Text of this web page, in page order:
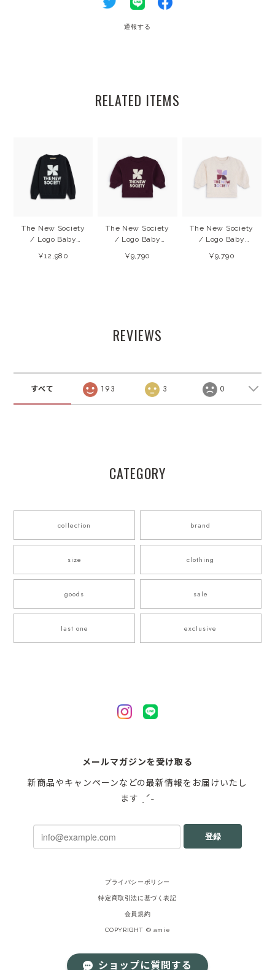
通報する
RELATED ITEMS
The New Society
/ Logo Baby
(Forged IronW)
¥12,980
The New Society
/ Logo Baby
(Winetasting)
¥9,790
The New Society
/ Logo Baby
(Whisper White
¥9,790
REVIEWS
すべて 193 3 0
CATEGORY
collection brand
size clothing
goods sale
last one exclusive
メールマガジンを受け取る
新商品やキャンペーンなどの最新情報をお届けいたし
ます ˎˊ˗
登録
プライバシーポリシー
特定商取引法に基づく表記
会員規約
COPYRIGHT © amie
ショップに質問する